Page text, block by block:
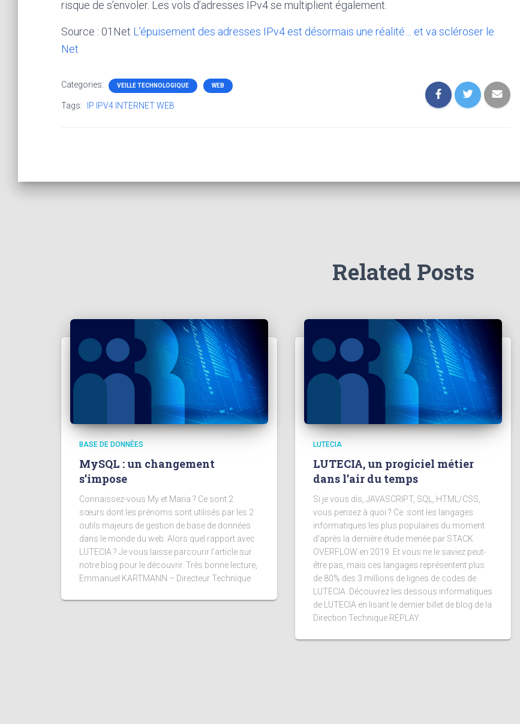
risque de s’envoler. Les vols d’adresses IPv4 se multiplient également.
Source : 01Net L’épuisement des adresses IPv4 est désormais une réalité… et va scléroser le
Net
Categories: VEILLE TECHNOLOGIQUE WEB
Tags: IP IPV4 INTERNET WEB
Related Posts
BASE DE DONNÉES
MySQL : un changement
s’impose
Connaissez-vous My et Maria ? Ce sont 2
sœurs dont les prénoms sont utilisés par les 2
outils majeurs de gestion de base de données
dans le monde du web. Alors quel rapport avec
LUTECIA ? Je vous laisse parcourir l’article sur
notre blog pour le découvrir. Très bonne lecture,
Emmanuel KARTMANN – Directeur Technique
LUTECIA
LUTECIA, un progiciel métier
dans l’air du temps
Si je vous dis, JAVASCRIPT, SQL, HTML/CSS,
vous pensez à quoi ? Ce sont les langages
informatiques les plus populaires du moment
d'après la dernière étude menée par STACK
OVERFLOW en 2019. Et vous ne le saviez peut-
être pas, mais ces langages représentent plus
de 80% des 3 millions de lignes de codes de
LUTECIA. Découvrez les dessous informatiques
de LUTECIA en lisant le dernier billet de blog de la
Direction Technique REPLAY.